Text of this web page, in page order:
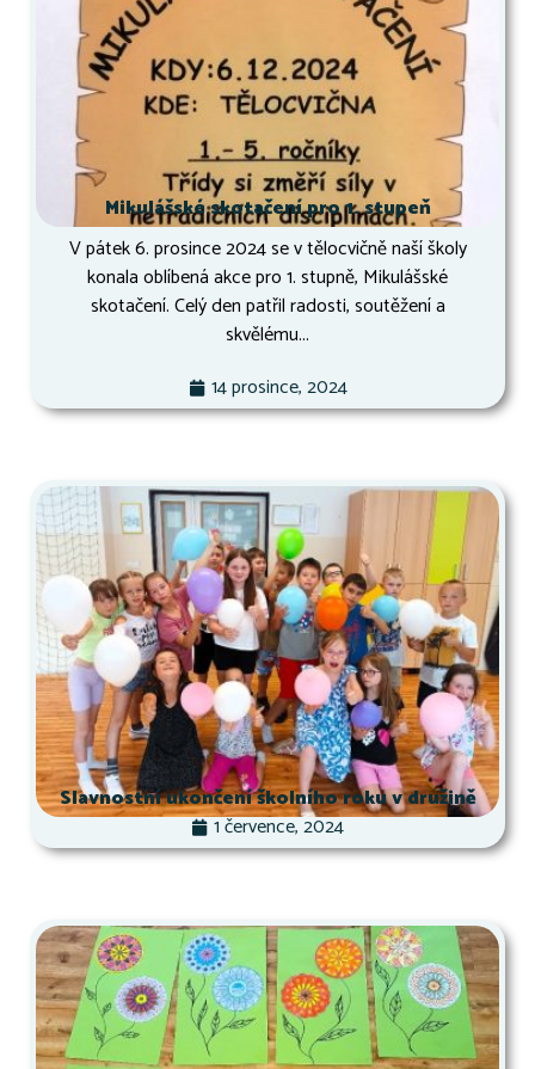
Mikulášské skotačení pro 1. stupeň
V pátek 6. prosince 2024 se v tělocvičně naší školy
konala oblíbená akce pro 1. stupně, Mikulášské
skotačení. Celý den patřil radosti, soutěžení a
skvělému...
14 prosince, 2024
Slavnostní ukončení školního roku v družině
1 července, 2024